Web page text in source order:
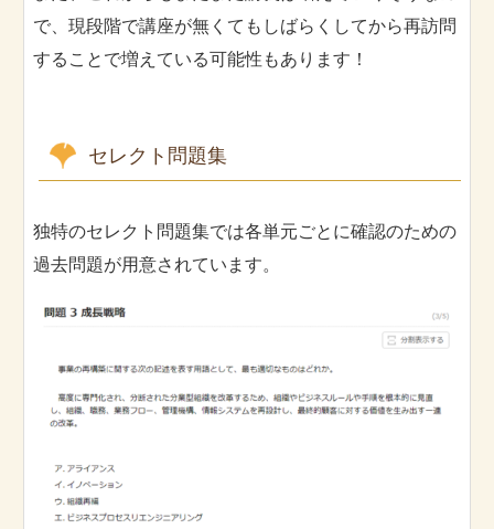
で、現段階で講座が無くてもしばらくしてから再訪問
することで増えている可能性もあります！
セレクト問題集
独特のセレクト問題集では各単元ごとに確認のための
過去問題が用意されています。